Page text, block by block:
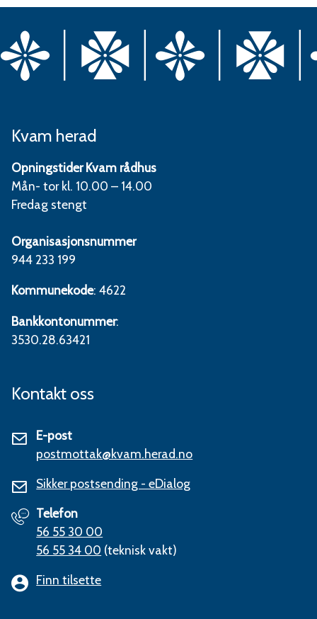
Kvam herad
Opningstider Kvam rådhus
Mån- tor kl. 10.00 – 14.00
Fredag stengt
Organisasjonsnummer
944 233 199
Kommunekode: 4622
Bankkontonummer:
3530.28.63421
Kontakt oss
E-post
postmottak@kvam.herad.no
Sikker postsending - eDialog
Telefon
56 55 30 00
56 55 34 00 (teknisk vakt)
Finn tilsette